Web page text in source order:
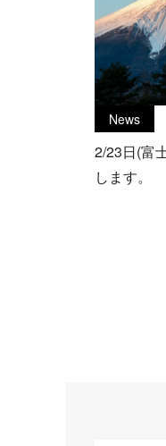
News
2/23日(富
します。